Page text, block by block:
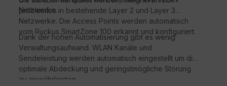
Netzwerke.
problemlos in bestehende Layer 2 und Layer 3
Netzwerke. Die Access Points werden automatisch
vom Ruckus SmartZone 100 erkannt und konfiguriert.
Dank der hohen Automatisierung gibt es wenig
Verwaltungsaufwand. WLAN Kanäle und
Sendeleistung werden automatisch eingestellt um die
optimale Abdeckung und geringstmögliche Störung
zu gewährleisten.